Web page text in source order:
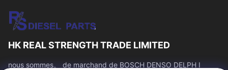
HK REAL STRENGTH TRADE LIMITED
nous sommes。 de marchand de BOSCH DENSO DELPH I